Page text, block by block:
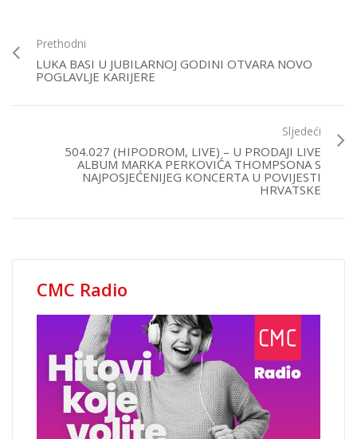
Prethodni
LUKA BASI U JUBILARNOJ GODINI OTVARA NOVO
POGLAVLJE KARIJERE
Sljedeći
504.027 (HIPODROM, LIVE) – U PRODAJI LIVE
ALBUM MARKA PERKOVIĆA THOMPSONA S
NAJPOSJEĆENIJEG KONCERTA U POVIJESTI
HRVATSKE
CMC Radio